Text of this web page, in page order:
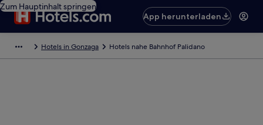
Zum Hauptinhalt springen
App herunterladen
Hotels in Gonzaga Hotels nahe Bahnhof Palidano